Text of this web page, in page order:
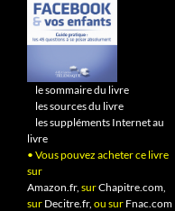
le sommaire du livre
les sources du livre
les suppléments Internet au
livre
• Vous pouvez acheter ce livre
sur
Amazon.fr, surChapitre.com,
sur Decitre.fr, ou sur Fnac.com